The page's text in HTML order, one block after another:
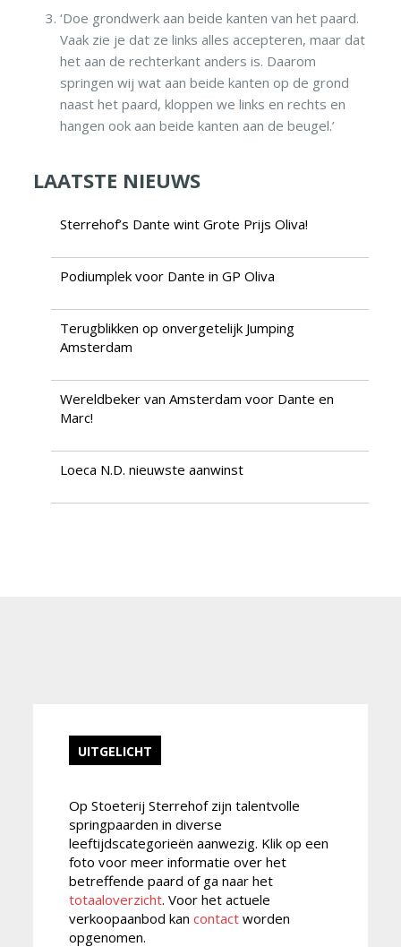
‘Doe grondwerk aan beide kanten van het paard.
Vaak zie je dat ze links alles accepteren, maar dat
het aan de rechterkant anders is. Daarom
springen wij wat aan beide kanten op de grond
naast het paard, kloppen we links en rechts en
hangen ook aan beide kanten aan de beugel.’
LAATSTE NIEUWS
Sterrehof’s Dante wint Grote Prijs Oliva!
Podiumplek voor Dante in GP Oliva
Terugblikken op onvergetelijk Jumping
Amsterdam
Wereldbeker van Amsterdam voor Dante en
Marc!
Loeca N.D. nieuwste aanwinst
UITGELICHT
Op Stoeterij Sterrehof zijn talentvolle
springpaarden in diverse
leeftijdscategorieën aanwezig. Klik op een
foto voor meer informatie over het
betreffende paard of ga naar het
totaaloverzicht. Voor het actuele
verkoopaanbod kancontact worden
opgenomen.